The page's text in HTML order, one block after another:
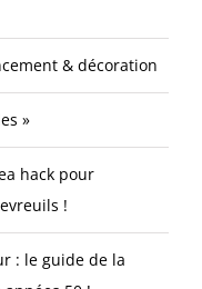
& décoration
»
hack pour
!
: le guide de la